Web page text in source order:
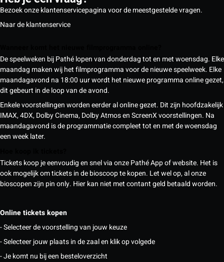
Bezoek onze klantenservicepagina voor de meestgestelde vragen.
Naar de klantenservice
De speelweken bij Pathé lopen van donderdag tot en met woensdag. Elke
maandag maken wij het filmprogramma voor de nieuwe speelweek. Elke
maandagavond na 18:00 uur wordt het nieuwe programma online gezet,
dit gebeurt in de loop van de avond.
Enkele voorstellingen worden eerder al online gezet. Dit zijn hoofdzakelijk
IMAX, 4DX, Dolby Cinema, Dolby Atmos en ScreenX voorstellingen. Na
maandagavond is de programmatie compleet tot en met de woensdag
een week later.
Tickets koop je eenvoudig en snel via onze Pathé App of website. Het is
ook mogelijk om tickets in de bioscoop te kopen. Let wel op, al onze
bioscopen zijn pin only. Hier kan niet met contant geld betaald worden.
Online tickets kopen
- Selecteer de voorstelling van jouw keuze
- Selecteer jouw plaats in de zaal en klik op volgede
- Je komt nu bij een besteloverzicht